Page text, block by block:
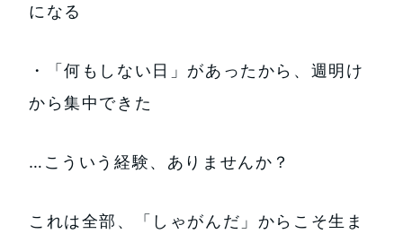
になる
・「何もしない日」があったから、週明け
から集中できた
…こういう経験、ありませんか？
これは全部、「しゃがんだ」からこそ生ま